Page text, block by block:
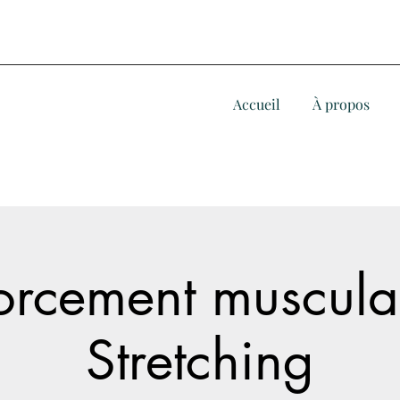
Accueil À propos
Stretching